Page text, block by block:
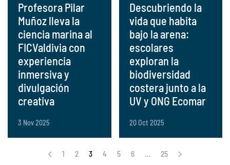
Profesora Pilar
Muñoz lleva la
ciencia marina al
FICValdivia con
experiencia
inmersiva y
divulgación
creativa
3 Nov 2025
Descubriendo la
vida que habita
bajo la arena:
escolares
exploran la
biodiversidad
costera junto a la
UV y ONG Ecomar
20 Oct 2025
1 2 3 4 5 6 … 25